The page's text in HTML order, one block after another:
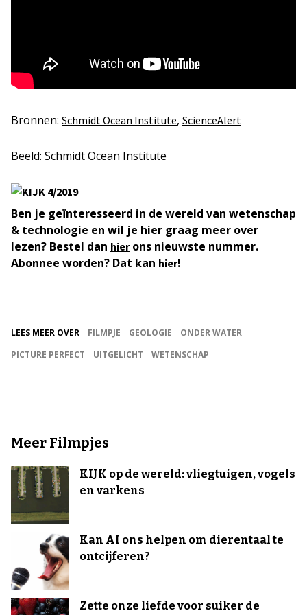
Bronnen: Schmidt Ocean Institute, ScienceAlert
Beeld: Schmidt Ocean Institute
Ben je geïnteresseerd in de wereld van wetenschap
& technologie en wil je hier graag meer over
lezen? Bestel dan hierons nieuwste nummer.
Abonnee worden? Dat kan hier!
LEES MEER OVER FILMPJE GEOLOGIE
ONDER WATER
PICTURE PERFECT
UITGELICHT WETENSCHAP
Meer Filmpjes
KIJK op de wereld: vliegtuigen, vogels
en varkens
Kan AI ons helpen om dierentaal te
ontcijferen?
Zette onze liefde voor suiker de